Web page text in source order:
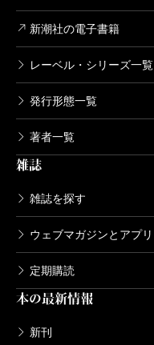
新潮社の電子書籍
レーベル・シリーズ一覧
発行形態一覧
著者一覧
雑誌
雑誌を探す
ウェブマガジンとアプリ
定期購読
本の最新情報
新刊